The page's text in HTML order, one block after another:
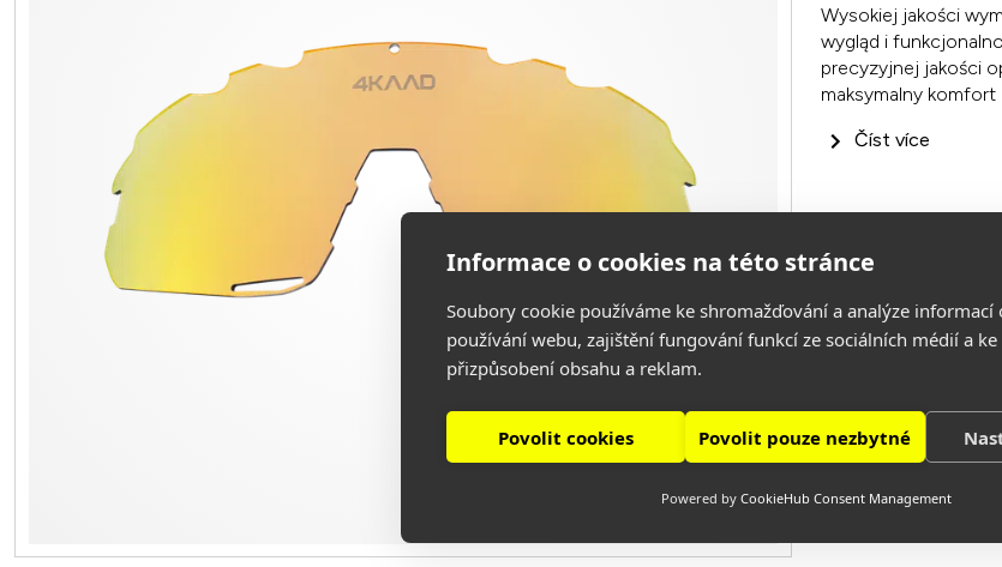
Informace o cookies na této stránce
Soubory cookie používáme ke shromažďování a analýze informací
používání webu, zajištění fungování funkcí ze sociálních médií a ke
přizpůsobení obsahu a reklam.
Povolit cookies Povolit pouze nezbytné
Powered by CookieHub Consent Management
Wysokiej jakości
wygląd i
precyzyjnej jakości
maksymalny
Číst více